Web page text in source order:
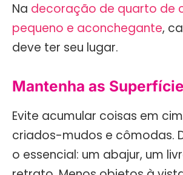
Na decoração de quarto de
pequeno e aconchegante,
deve ter seu lugar.
Mantenha as
Evite acumular coisas em
criados-mudos e cômodas.
o essencial: um abajur, um